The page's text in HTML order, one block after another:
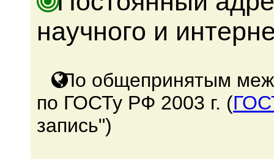
научного и
По общепринятым
по ГОСТу РФ 2003 г. (
запись")